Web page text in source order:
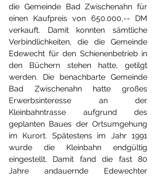
die Gemeinde Bad Zwischenahn für
einen Kaufpreis von 650.000,-- DM
verkauft. Damit konnten sämtliche
Verbindlichkeiten, die die Gemeinde
Edewecht für den Schienenbetrieb in
den Büchern stehen hatte, getilgt
werden. Die benachbarte Gemeinde
Bad Zwischenahn hatte großes
Erwerbsinteresse an der
Kleinbahntrasse aufgrund des
geplanten Baues der Ortsumgehung
im Kurort. Spätestens im Jahr 1991
wurde die Kleinbahn endgültig
eingestellt. Damit fand die fast 80
Jahre andauernde Edewechter